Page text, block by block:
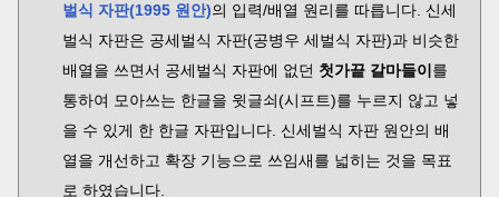
벌식 자판(1995 원안)의 입력/배열 원리를 따릅니다. 신세
벌식 자판은 공세벌식 자판(공병우 세벌식 자판)과 비슷한
배열을 쓰면서 공세벌식 자판에 없던 첫가끝 갈마들이 를
통하여 모아쓰는 한글을 윗글쇠(시프트)를 누르지 않고 넣
을 수 있게 한 한글 자판입니다. 신세벌식 자판 원안의 배
열을 개선하고 확장 기능으로 쓰임새를 넓히는 것을 목표
로 하였습니다.